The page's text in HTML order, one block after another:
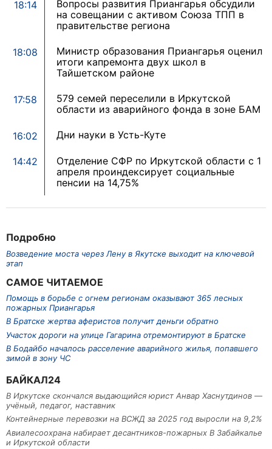
Подробно
Возведение моста через Лену в Якутске выходит на ключевой
этап
САМОЕ ЧИТАЕМОЕ
Помощь в борьбе с огнем регионам оказывают 365 лесных
пожарных Приангарья
В Братске жертва аферистов получит деньги обратно
Участок дороги на улице Гагарина отремонтируют в Братске
В Бодайбо началось расселение аварийного жилья, попавшего
зимой в зону ЧС
БАЙКАЛ24
В Иркутске скончался выдающийся юрист Анвар Хаснутдинов —
учёный, педагог, наставник
Контейнерные перевозки на ВСЖД за 2025 год выросли на 9,2%
Авиалесоохрана набирает десантников-пожарных В Забайкалье
и Иркутской области
18:14
Вопросы развития Приангарья обсудили
на совещании с активом Союза ТПП в
правительстве региона
18:08
Министр образования Приангарья оценил
итоги капремонта двух школ в
Тайшетском районе
17:58
579 семей переселили в Иркутской
области из аварийного фонда в зоне БАМ
16:02 Дни науки в Усть-Куте
14:42
Отделение СФР по Иркутской области с 1
апреля проиндексирует социальные
пенсии на 14,75%